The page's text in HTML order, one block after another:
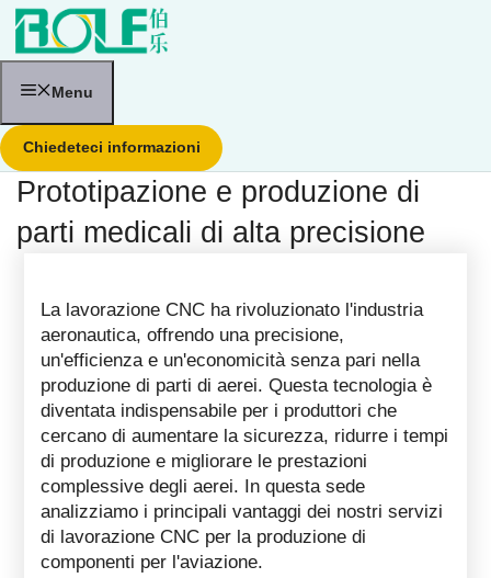
Vai
contenuto
Menu
Chiedeteci informazioni
Prototipazione e produzione di
parti medicali di alta precisione
La lavorazione CNC ha rivoluzionato l'industria
aeronautica, offrendo una precisione,
un'efficienza e un'economicità senza pari nella
produzione di parti di aerei. Questa tecnologia è
diventata indispensabile per i produttori che
cercano di aumentare la sicurezza, ridurre i tempi
di produzione e migliorare le prestazioni
complessive degli aerei. In questa sede
analizziamo i principali vantaggi dei nostri servizi
di lavorazione CNC per la produzione di
componenti per l'aviazione.